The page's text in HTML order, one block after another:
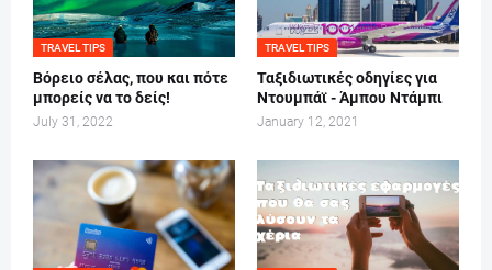
TRAVEL TIPS
Βόρειο σέλας, που και πότε
μπορείς να το δείς!
July 31, 2022
TRAVEL TIPS
Ταξιδιωτικές οδηγίες για
Ντουμπάϊ - Άμπου Ντάμπι
January 12, 2021